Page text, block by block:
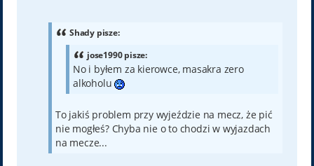
Shady pisze:
jose1990 pisze:
No i byłem za kierowce, masakra zero
alkoholu
To jakiś problem przy wyjeździe na mecz, że pić
nie mogłeś? Chyba nie o to chodzi w wyjazdach
na mecze...